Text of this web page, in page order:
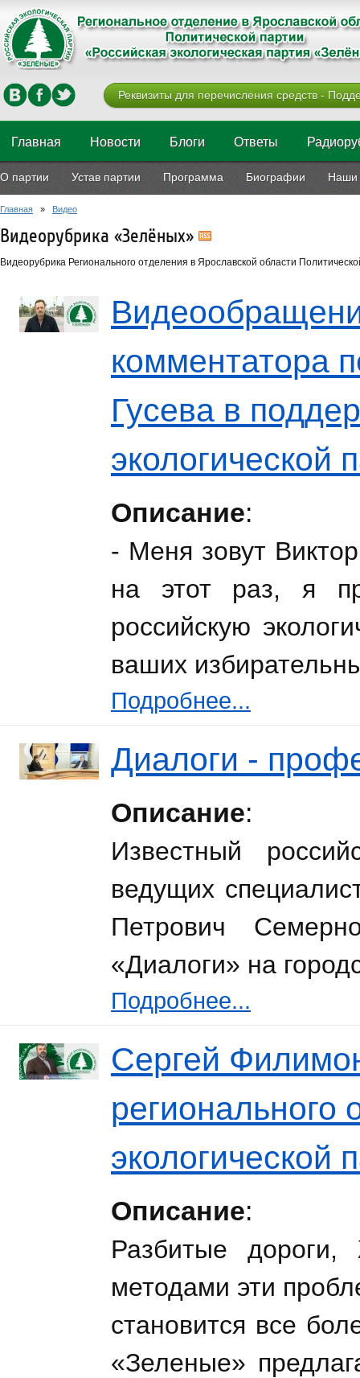
Реквизиты для перечисления средств -
Главная Новости Блоги Ответы
О партии Устав партии Программа Биографии Наши
Главная » Видео
Видеорубрика «Зелёных»
Видеорубрика Регионального отделения в Ярославской области
комментатора
Гусева в
экологической
Описание:
- Меня зовут
на этот раз, я
российскую
ваших
Подробнее...
Диалоги -
Описание:
Известный
ведущих
Петрович
«Диалоги» на
Подробнее...
Сергей
регионального
экологической
Описание:
Разбитые
методами эти
становится все
«Зеленые»